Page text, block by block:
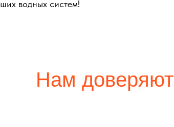
водных систем!
Нам доверяют